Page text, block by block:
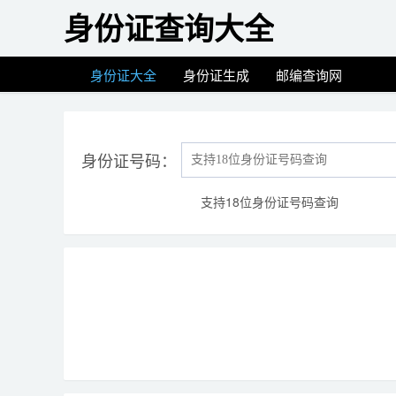
身份证查询大全
身份证大全 身份证生成 邮编查询网
身份证号码：
支持18位身份证号码查询